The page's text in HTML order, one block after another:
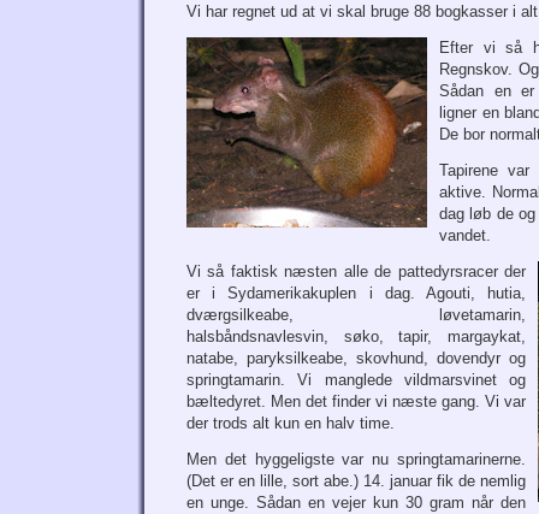
Vi har regnet ud at vi skal bruge 88 bogkasser i
Efter vi så
Regnskov.
Sådan en
ligner en
De bor
Tapirene
aktive.
dag løb de
vandet.
Vi så faktisk næsten alle de pattedyrsracer der
er i Sydamerikakuplen i dag. Agouti, hutia,
dværgsilkeabe, løvetamarin,
halsbåndsnavlesvin, søko, tapir, margaykat,
natabe, paryksilkeabe, skovhund, dovendyr og
springtamarin. Vi manglede vildmarsvinet og
bæltedyret. Men det finder vi næste gang. Vi var
der trods alt kun en halv time.
Men det hyggeligste var nu springtamarinerne.
(Det er en lille, sort abe.) 14. januar fik de nemlig
en unge. Sådan en vejer kun 30 gram når den